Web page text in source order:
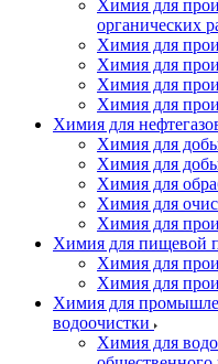
Химия для
органических
Химия для
Химия для
Химия для
Химия для
Химия для
Химия для
Химия для
Химия для
Химия для
Химия для
Химия для пищевой
Химия для
Химия для
Химия для
водоочистки
Химия для